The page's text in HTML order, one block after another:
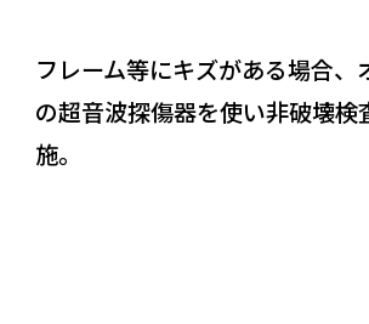
フレーム等にキズがある場合、
の超音波探傷器を使い非破壊検
施。